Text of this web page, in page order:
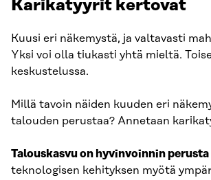
Karikatyyrit kertovat
Kuusi eri näkemystä, ja valtavasti
Yksi voi olla tiukasti yhtä mieltä.
keskustelussa.
Millä tavoin näiden kuuden eri
talouden perustaa? Annetaan
Talouskasvu on hyvinvoinnin perusta
teknologisen kehityksen myötä